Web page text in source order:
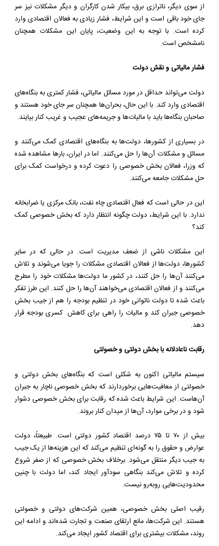
از سوی دیگر، ناترازی برق، بیکار شدن کارگران و دیگر مشکلات نیز سر
جای خود باقی است و این شرایط، فشار زیادی به فعالان اقتصادی وارد
کرده است. با توجه به این وضعیت، پایان این مشکلات همچنان
نامشخص است.
فشار مالیاتی و نقش دولت
دولت می‌تواند حداقل در مورد مسائل مالیاتی، فشار کمتری به بنگاه‌های
اقتصادی وارد کند. با این حال، بحران‌ها همچنان سر جای خود هستند و
صاحبان بنگاه‌ها باید با مالیات‌ها و جریمه‌های عجیب و غریب کنار بیایند.
در بسیاری از کشورها، دولت‌ها به بنگاه‌های اقتصادی کمک می‌کنند و
مسائل و مشکلات آن‌ها را حل می‌کنند. اما در ایران، بارها مشاهده شده
که وزرا، فعالان بخش خصوصی را دعوت کرده و درخواست کمک برای
حل مشکلات جامعه می‌کنند.
این در حالی است که فعال اقتصادی چاه نفت، بانک مرکزی یا ضرابخانه
ندارد. با این شرایط، دولت چگونه انتظار دارد که بخش خصوصی کمک
کند؟
این مشکلات ناشی از ضعف مدیریت است. در حالی که در سایر
کشورها، دولت‌ها از فعالان اقتصادی مشکلات را جویا می‌شوند و تلاش
می‌کنند آن‌ها را حل کنند، در کشور ما دولت‌ها مشکلات خود را مطرح
می‌کنند و از فعالان اقتصادی می‌خواهند آن‌ها را حل کنند. این طرز تفکر
باعث شده تا دولت ناتوانی خود در تنظیم بودجه را هم از جیب بخش
خصوصی جبران کند و مالیات را راهی برای کاهش کسری بودجه قرار
دهد.
رقابت ناعادلانه با بخش دولتی و خصولتی
سیستم مالیاتی اکنون به شکلی است که بنگاه‌های بخش دولتی و
خصولتی از معافیت‌هایی برخوردارند که بخش خصوصی ناچار به جبران
آن‌هاست. این شرایط باعث شده که رقابت برای بخش خصوصی دشوار
شود و در برخی موارد، آن‌ها از میدان کنار بروند.
بیش از ۷۰ تا ۷۵ درصد اقتصاد کشور دولتی است. طبیعتاً، دولت
عوارض و حقوق را به گونه‌ای تنظیم می‌کند که این هزینه‌ها از یک جیب
به جیب دیگر منتقل می‌شود. برخلاف بخش خصوصی که از صفر شروع
کرده و تلاش می‌کند بنگاهی سودآور ایجاد کند، اما دولت با چنین
محدودیت‌هایی روبه‌رو نیست.
رقیب اصلی بخش خصوصی، همین شرکت‌های دولتی و خصولتی
هستند. این شرکت‌ها، مانع ارتقای صنعت و تجارت شده‌اند و ادامه این
روند، مشکلات بیشتری برای اقتصاد کشور ایجاد می‌کند.